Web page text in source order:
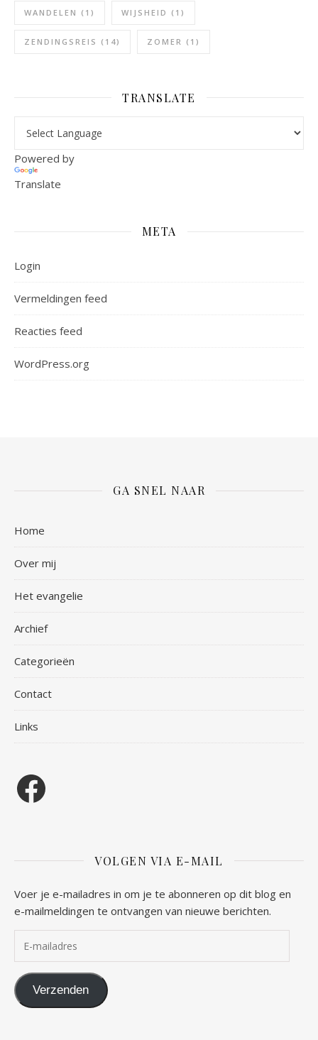
WANDELEN (1) WIJSHEID (1)
ZENDINGSREIS (14) ZOMER (1)
TRANSLATE
Powered by
Translate
META
Login
Vermeldingen feed
Reacties feed
WordPress.org
GA SNEL NAAR
Home
Over mij
Het evangelie
Archief
Categorieën
Contact
Links
Facebook
VOLGEN VIA E-MAIL
Voer je e-mailadres in om je te abonneren op dit blog en
e-mailmeldingen te ontvangen van nieuwe berichten.
Verzenden